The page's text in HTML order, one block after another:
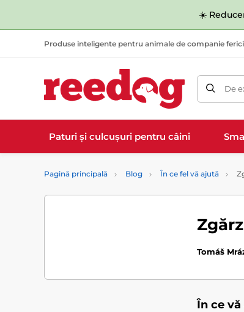
☀️
Produse inteligente pentru animale de companie
De
Paturi și culcușuri pentru câini
Pagină principală Blog În ce fel vă ajută
Tomáš
În ce